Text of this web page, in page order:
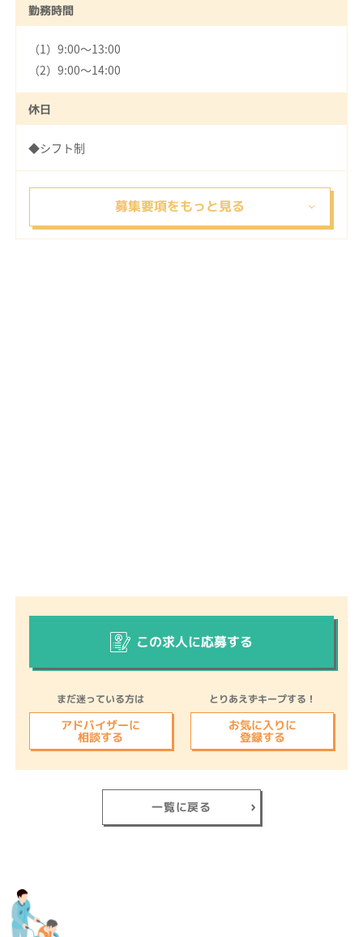
勤務時間
（1）9:00～13:00
（2）9:00～14:00
休日
◆シフト制
この求人に応募する
まだ迷っている方は
アドバイザーに
相談する
とりあえずキープする！
お気に入りに
登録する
一覧に戻る